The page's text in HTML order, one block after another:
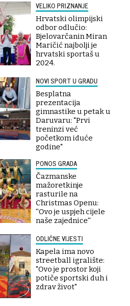
VELIKO PRIZNANJE
Hrvatski olimpijski
odbor odlučio:
Bjelovarčanin Miran
Maričić najbolji je
hrvatski sportaš u
2024.
NOVI SPORT U GRADU
Besplatna
prezentacija
gimnastike u petak u
Daruvaru: "Prvi
treninzi već
početkom iduće
godine"
PONOS GRADA
Čazmanske
mažoretkinje
rasturile na
Christmas Openu:
''Ovo je uspjeh cijele
naše zajednice''
ODLIČNE VIJESTI
Kapela ima novo
streetball igralište:
"Ovo je prostor koji
potiče sportski duh i
zdrav život"